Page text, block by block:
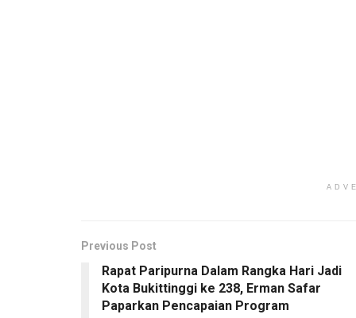
Previous Post
Rapat Paripurna Dalam Rangka Hari Jadi
Kota Bukittinggi ke 238, Erman Safar
Paparkan Pencapaian Program